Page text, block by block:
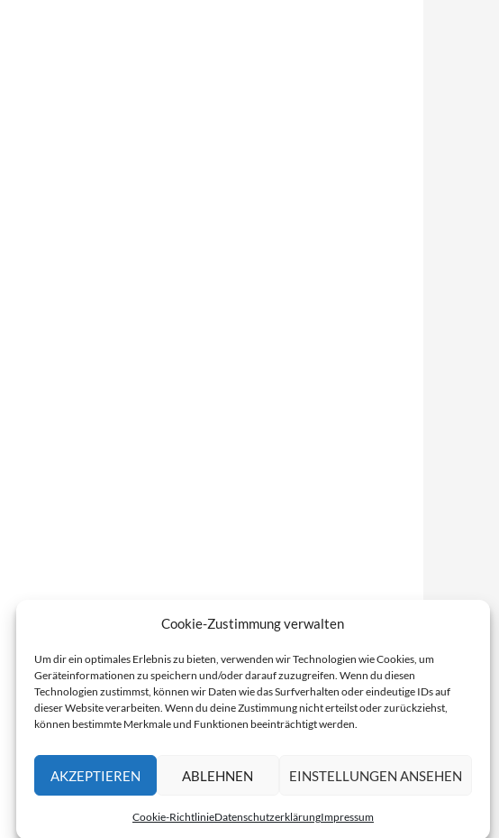
Cookie-Zustimmung verwalten
Um dir ein optimales Erlebnis zu bieten, verwenden wir Technologien wie Cookies, um
Geräteinformationen zu speichern und/oder darauf zuzugreifen. Wenn du diesen
Technologien zustimmst, können wir Daten wie das Surfverhalten oder eindeutige IDs auf
dieser Website verarbeiten. Wenn du deine Zustimmung nicht erteilst oder zurückziehst,
können bestimmte Merkmale und Funktionen beeinträchtigt werden.
AKZEPTIEREN ABLEHNEN EINSTELLUNGEN ANSEHEN
Cookie-RichtlinieDatenschutzerklärungImpressum